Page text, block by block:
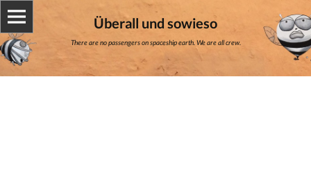
Überall und sowieso
There are no passengers on spaceship earth. We are all crew.